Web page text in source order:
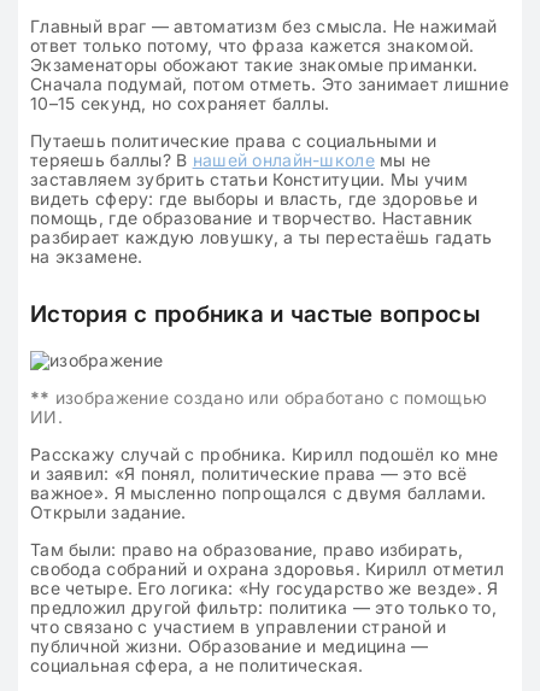
Главный враг — автоматизм без смысла. Не нажимай
ответ только потому, что фраза кажется знакомой.
Экзаменаторы обожают такие знакомые приманки.
Сначала подумай, потом отметь. Это занимает лишние
10–15 секунд, но сохраняет баллы.
Путаешь политические права с социальными и
теряешь баллы? В нашей онлайн-школемы не
заставляем зубрить статьи Конституции. Мы учим
видеть сферу: где выборы и власть, где здоровье и
помощь, где образование и творчество. Наставник
разбирает каждую ловушку, а ты перестаёшь гадать
на экзамене.
История с пробника и частые вопросы
** изображение создано или обработано с помощью
ИИ.
Расскажу случай с пробника. Кирилл подошёл ко мне
и заявил: «Я понял, политические права — это всё
важное». Я мысленно попрощался с двумя баллами.
Открыли задание.
Там были: право на образование, право избирать,
свобода собраний и охрана здоровья. Кирилл отметил
все четыре. Его логика: «Ну государство же везде». Я
предложил другой фильтр: политика — это только то,
что связано с участием в управлении страной и
публичной жизни. Образование и медицина —
социальная сфера, а не политическая.